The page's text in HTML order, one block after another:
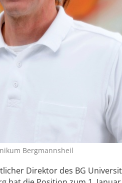
Bergmannsheil
Direktor des BG